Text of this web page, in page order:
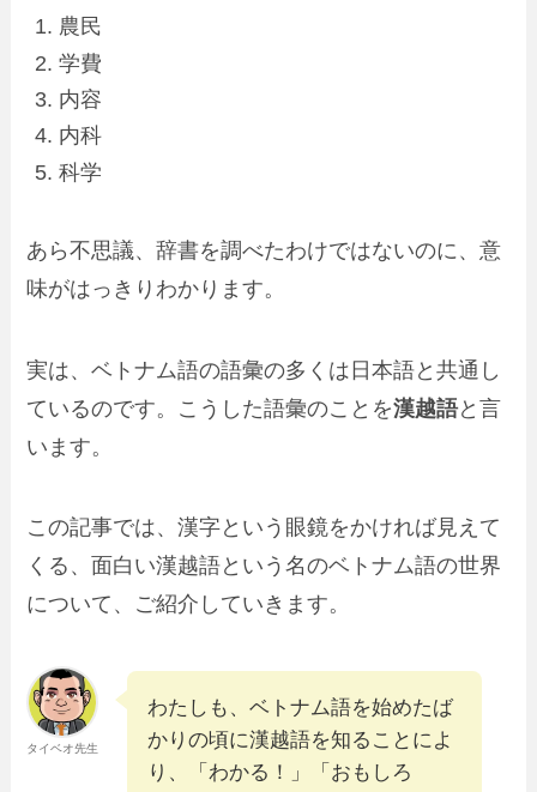
農民
学費
内容
内科
科学
あら不思議、辞書を調べたわけではないのに、意
味がはっきりわかります。
実は、ベトナム語の語彙の多くは日本語と共通し
ているのです。こうした語彙のことを漢越語と言
います。
この記事では、漢字という眼鏡をかければ見えて
くる、 面白い漢越語という名のベトナム語の世界
について、ご紹介していきます。
タイベオ先生
わたしも、ベトナム語を始めたば
かりの頃に漢越語を知ることによ
り、「わかる！」「おもしろ